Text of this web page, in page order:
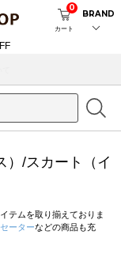
カート
0
BRAND
）/スカート（イ
テムを取り揃えておりま
ーターなどの商品も充